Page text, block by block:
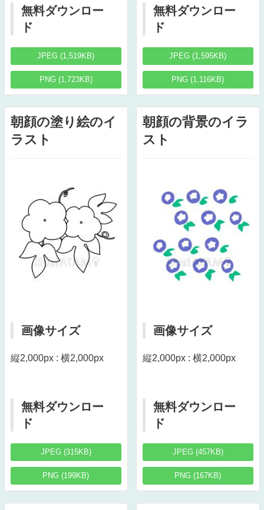
無料ダウンロー
ド
JPEG (1,519KB)
PNG (1,723KB)
無料ダウンロー
ド
JPEG (1,595KB)
PNG (1,116KB)
朝顔の塗り絵のイ
ラスト
画像サイズ
縦2,000px : 横2,000px
無料ダウンロー
ド
JPEG (315KB)
PNG (199KB)
朝顔の背景のイラ
スト
画像サイズ
縦2,000px : 横2,000px
無料ダウンロー
ド
JPEG (457KB)
PNG (167KB)